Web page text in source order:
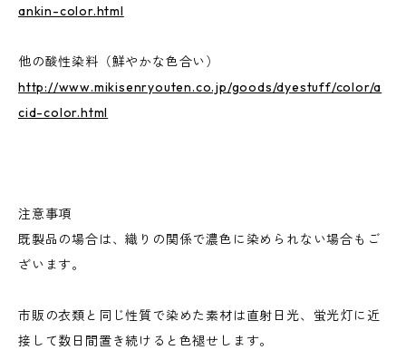
ankin-color.html
他の酸性染料（鮮やかな色合い）
http://www.mikisenryouten.co.jp/goods/dyestuff/color/a
cid-color.html
注意事項
既製品の場合は、織りの関係で濃色に染められない場合もご
ざいます。
市販の衣類と同じ性質で染めた素材は直射日光、蛍光灯に近
接して数日間置き続けると色褪せします。